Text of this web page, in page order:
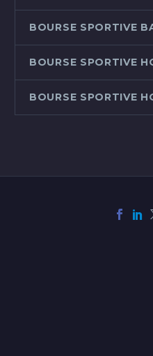
BOURSE SPORTIVE
BOURSE SPORTIVE
BOURSE SPORTIVE